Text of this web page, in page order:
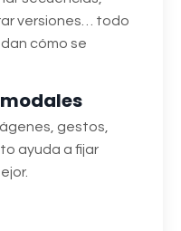
versiones… todo
cómo se
gestos,
ayuda a fijar